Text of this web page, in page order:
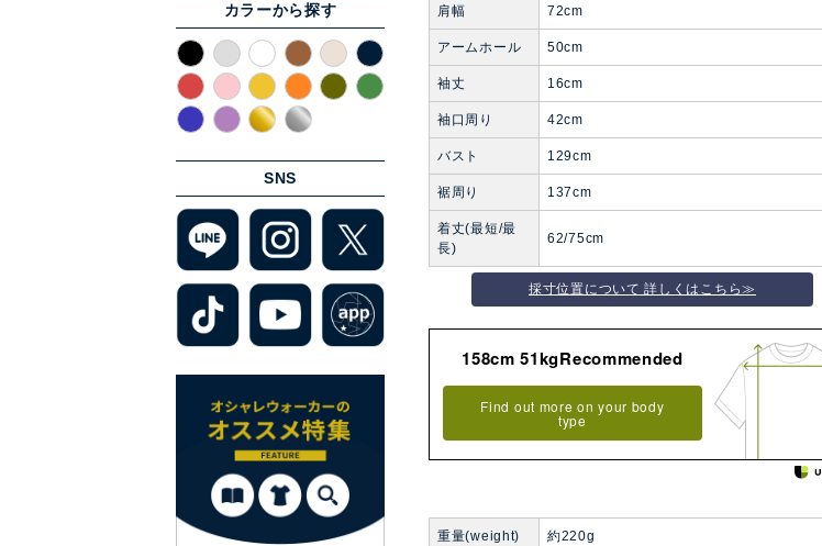
カラーから探す
SNS
肩幅 72cm
アームホール 50cm
袖丈 16cm
袖口周り 42cm
バスト 129cm
裾周り 137cm
着丈(最短/最
長)
62/75cm
採寸位置について 詳しくはこちら≫
158cm 51kgRecommended
Find out more on your body
type
重量(weight) 約220g